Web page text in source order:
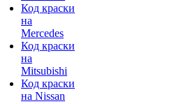
Код краски
на
Mercedes
Код краски
на
Mitsubishi
Код краски
на Nissan